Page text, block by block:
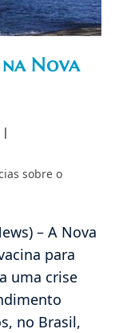
Nova
sobre o
– A Nova
para
uma crise
no Brasil,